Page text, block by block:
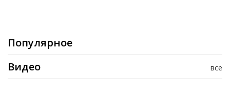
Популярное
все
Видео